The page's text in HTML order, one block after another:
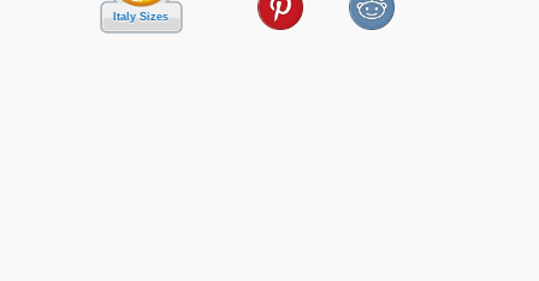
Italy Sizes